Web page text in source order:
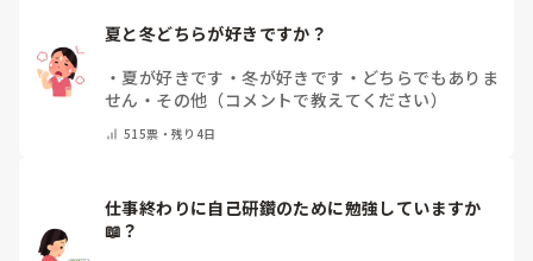
夏と冬どちらが好きですか？
・夏が好きです ・冬が好きです ・ どちらでもありま
せん ・ その他（コメントで教えてください）
515票・残り4日
仕事終わりに自己研鑽のために勉強していますか
📖？